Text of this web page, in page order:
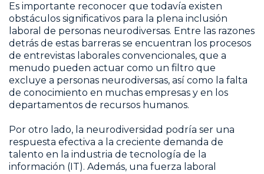
Es importante reconocer que todavía existen
obstáculos significativos para la plena inclusión
laboral de personas neurodiversas. Entre las razones
detrás de estas barreras se encuentran los procesos
de entrevistas laborales convencionales, que a
menudo pueden actuar como un filtro que
excluye a personas neurodiversas, así como la falta
de conocimiento en muchas empresas y en los
departamentos de recursos humanos.
Por otro lado, la neurodiversidad podría ser una
respuesta efectiva a la creciente demanda de
talento en la industria de tecnología de la
información (IT). Además, una fuerza laboral